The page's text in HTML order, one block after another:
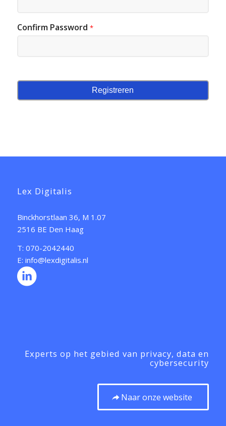
Confirm Password *
Lex Digitalis
Binckhorstlaan 36, M 1.07
2516 BE Den Haag
T: 070-2042440
E: info@lexdigitalis.nl
Experts op het gebied van privacy, data en
cybersecurity
Naar onze website